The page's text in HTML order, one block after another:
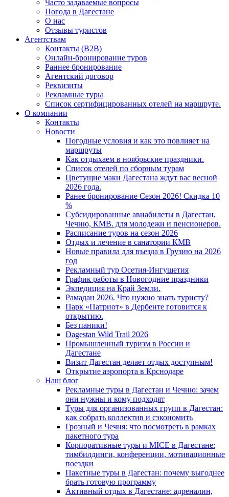
Часто задаваемые вопросы
Погода в Дагестане
О нас
Отзывы туристов
Агентствам
Контакты (B2B)
Онлайн-бронирование туров
Раннее бронирование
Агентский договор
Реквизиты
Рекламные туры
Список сертифицированных отелей на маршруте.
О компании
Контакты
Новости
Погодные условия и как это повлияет на
маршруты
Как отдыхаем в ноябрьские праздники.
Список отелей по сборным турам
Цветущие маки Дагестана ждут вас весной
2026 года.
Ранее бронирование Сезон 2026! Скидка 10
%
Субсидированные авиабилеты в Дагестан,
Чечню, КМВ. для молодежи и пенсионеров.
Расписание туров на сезон 2026
Отдых и лечение в санатории КМВ
Новые правила для въезда в Грузию на 2026
год
Рекламный тур Осетия-Ингушетия
График работы в Новогодние праздники
Экпедиция на Край Земли.
Рамадан 2026. Что нужно знать туристу?
Парк «Патриот» в Дербенте готовится к
открытию.
Без паники!
Dagestan Wild Trail 2026
Промышленный туризм в России и
Дагестане
Визит Дагестан делает отдых доступным!
Открытие аэропорта в Крснодаре
Наш блог
Рекламные туры в Дагестан и Чечню: зачем
они нужны и кому подходят
Туры для организованных групп в Дагестан:
как собрать коллектив и сэкономить
Грозный и Чечня: что посмотреть в рамках
пакетного тура
Корпоративные туры и MICE в Дагестане:
тимбилдинги, конференции, мотивационные
поездки
Пакетные туры в Дагестан: почему выгоднее
брать готовую программу
Активный отдых в Дагестане: адреналин,